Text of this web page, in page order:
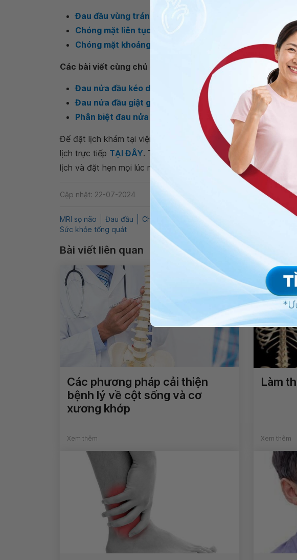
Đau đầu vùng trán là do đâu?
Chóng mặt liên tục là triệu chứng của bệnh gì?
Chóng mặt khoảng 1 giờ mới hết là do đâu?
Các bài viết cùng chủ đề
Đau nửa đầu kéo dài vùng bên trái là triệu chứng của
Đau nửa đầu giật giật theo nhịp mạch đập kéo dài: Phải
Phân biệt đau nửa đầu và rối loạn tiền đình
Để đặt lịch khám tại viện, Quý khách vui lòng bấm số
lịch trực tiếp TẠI ĐÂY. Tải và đặt lịch khám tự động trên ứng
lịch và đặt hẹn mọi lúc mọi nơi ngay trên ứng dụng.
Cập nhật: 22-07-2024
MRI sọ não Đau đầu Chóng mặt Suy nhược thần kinh Đau nửa
Sức khỏe tổng quát
Bài viết liên quan
Các phương pháp cải thiện
bệnh lý về cột sống và cơ
xương khớp
Xem thêm
Làm
Xem thêm